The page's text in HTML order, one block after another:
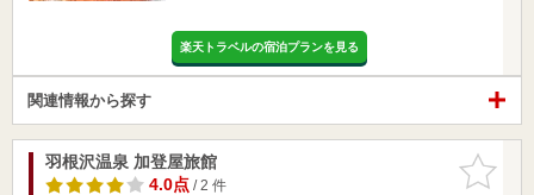
楽天トラベルの宿泊プランを見る
関連情報から探す
お気に入
りに追加
羽根沢温泉 加登屋旅館
4.0点/ 2 件